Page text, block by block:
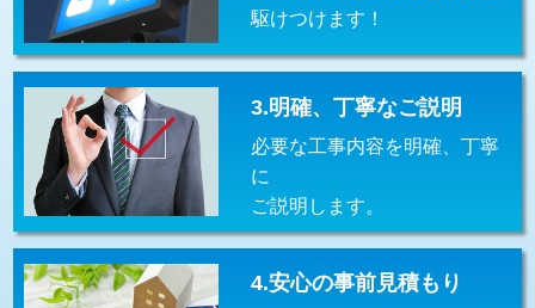
交換・取付(排水栓・排水トラップ
（P/S/ポップアップ））
22,000円+材料費
交換・取付（その他部品） 11,000円+材料費
持込商品取付（単水栓） 13,200円
持込商品取付（混合水栓） 16,500円
持込商品取付（浄水器・分岐水栓） 16,500円
給水管工事※（ホール加工) 16,500円
駆けつけます！
3.明確、丁寧なご説明
必要な工事内容を明確、丁寧
に
ご説明します。
4.安心の事前見積もり